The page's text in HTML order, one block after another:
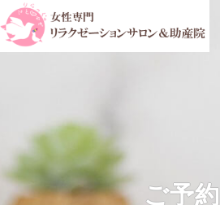
ご予約